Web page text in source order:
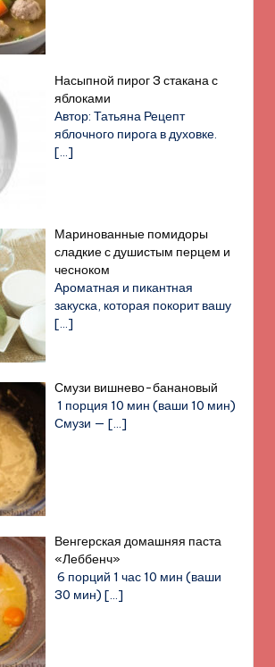
Насыпной пирог 3 стакана с
яблоками
Автор: Татьяна Рецепт
яблочного пирога в духовке.
[…]
Маринованные помидоры
сладкие с душистым перцем и
чесноком
Ароматная и пикантная
закуска, которая покорит вашу
[…]
Смузи вишнево-банановый
1 порция 10 мин (ваши 10 мин)
Смузи —[…]
Венгерская домашняя паста
«Леббенч»
6 порций 1 час 10 мин (ваши
30 мин)[…]